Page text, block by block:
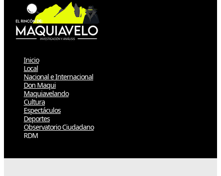
Inicio
Local
Nacional e Internacional
Don Maqui
Maquiavelando
Cultura
Espectáculos
Deportes
Observatorio Ciudadano
RDM